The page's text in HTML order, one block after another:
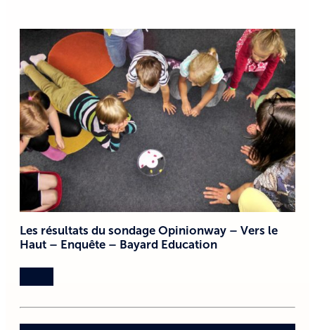
Les résultats du sondage Opinionway – Vers le
Haut – Enquête – Bayard Education